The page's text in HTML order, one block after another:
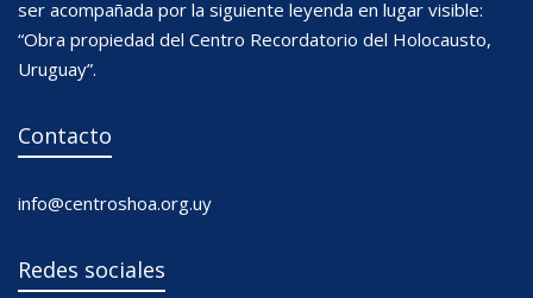
ser acompañada por la siguiente leyenda en lugar visible:
“Obra propiedad del Centro Recordatorio del Holocausto,
Uruguay”.
Contacto
info@centroshoa.org.uy
Redes sociales